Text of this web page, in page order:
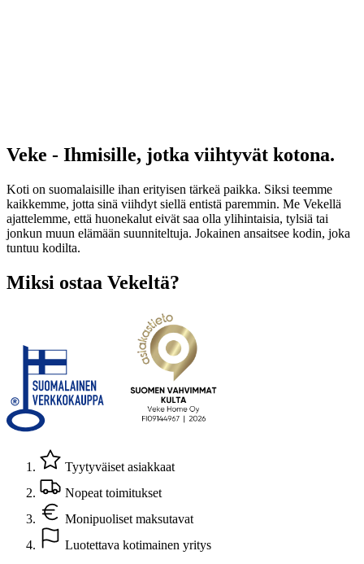
Veke - Ihmisille, jotka viihtyvät kotona.
Koti on suomalaisille ihan erityisen tärkeä paikka. Siksi teemme
kaikkemme, jotta sinä viihdyt siellä entistä paremmin. Me Vekellä
ajattelemme, että huonekalut eivät saa olla ylihintaisia, tylsiä tai
jonkun muun elämään suunniteltuja. Jokainen ansaitsee kodin, joka
tuntuu kodilta.
Miksi ostaa Vekeltä?
Tyytyväiset asiakkaat
Nopeat toimitukset
Monipuoliset maksutavat
Luotettava kotimainen yritys